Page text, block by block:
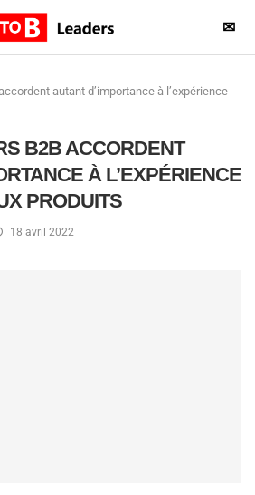
✉
autant d’importance à l’expérience
B2B ACCORDENT
À L’EXPÉRIENCE
PRODUITS
18 avril 2022